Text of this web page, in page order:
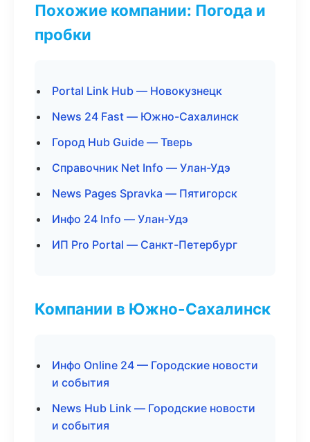
Похожие компании: Погода и
пробки
Portal Link Hub — Новокузнецк
News 24 Fast — Южно-Сахалинск
Город Hub Guide — Тверь
Справочник Net Info — Улан-Удэ
News Pages Spravka — Пятигорск
Инфо 24 Info — Улан-Удэ
ИП Pro Portal — Санкт-Петербург
Компании в Южно-Сахалинск
Инфо Online 24 — Городские новости
и события
News Hub Link — Городские новости
и события